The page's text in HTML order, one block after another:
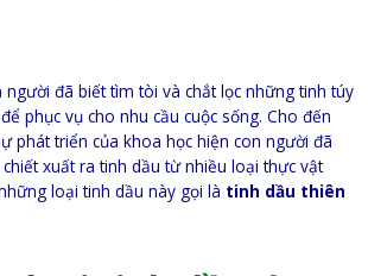
người đã biết tìm tòi và chắt lọc những tinh túy
phục vụ cho nhu cầu cuộc sống. Cho đến
phát triển của khoa học hiện con người đã
xuất ra tinh dầu từ nhiều loại thực vật
loại tinh dầu này gọi là tinh dầu thiên